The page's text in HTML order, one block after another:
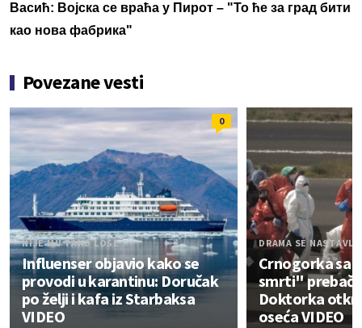
Васић: Војска се враћа у Пирот – "То ће за град бити
као нова фабрика"
Povezane vesti
0
NIJE MU TAKO LOŠE
Influenser objavio kako se
provodi u karantinu: Doručak
po želji i kafa iz Starbaksa
VIDEO
DRAMA SE
Crnogorka sa
smrti"
Doktorka
oseća VIDEO